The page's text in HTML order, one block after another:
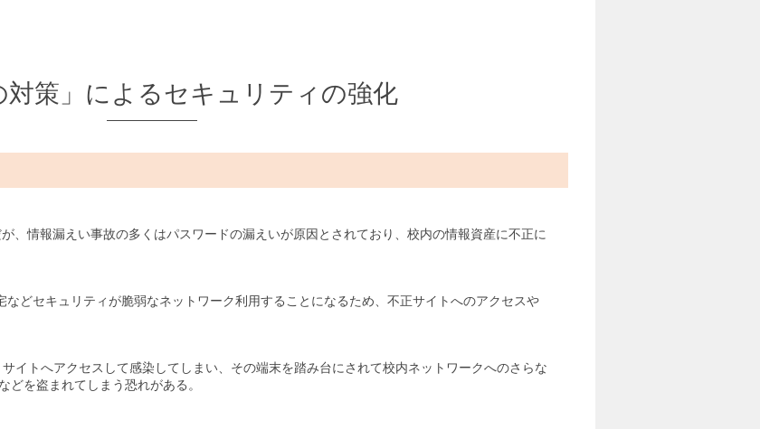
対策」によるセキュリティの強化
、情報漏えい事故の多くはパスワードの漏えいが原因とされており、校内の情報資産に不正に
どセキュリティが脆弱なネットワーク利用することになるため、不正サイトへのアクセスや
イトへアクセスして感染してしまい、その端末を踏み台にされて校内ネットワークへのさらな
どを盗まれてしまう恐れがある。